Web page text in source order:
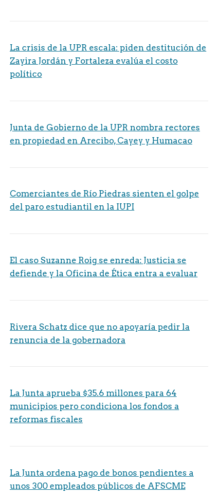
La crisis de la UPR escala: piden destitución de
Zayira Jordán y Fortaleza evalúa el costo
político
Junta de Gobierno de la UPR nombra rectores
en propiedad en Arecibo, Cayey y Humacao
Comerciantes de Río Piedras sienten el golpe
del paro estudiantil en la IUPI
El caso Suzanne Roig se enreda: Justicia se
defiende y la Oficina de Ética entra a evaluar
Rivera Schatz dice que no apoyaría pedir la
renuncia de la gobernadora
La Junta aprueba $35.6 millones para 64
municipios pero condiciona los fondos a
reformas fiscales
La Junta ordena pago de bonos pendientes a
unos 300 empleados públicos de AFSCME